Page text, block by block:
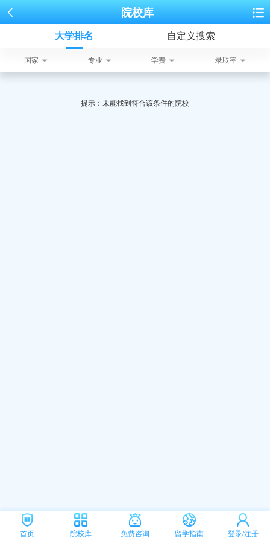
院校库
大学排名 自定义搜索
国家 专业 学费 录取率
提示：未能找到符合该条件的院校
首页 院校库 免费咨询 留学指南 登录/注册